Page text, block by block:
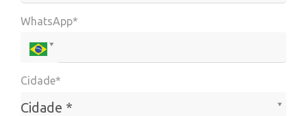
WhatsApp*
Cidade*
Cidade *
Cidade*